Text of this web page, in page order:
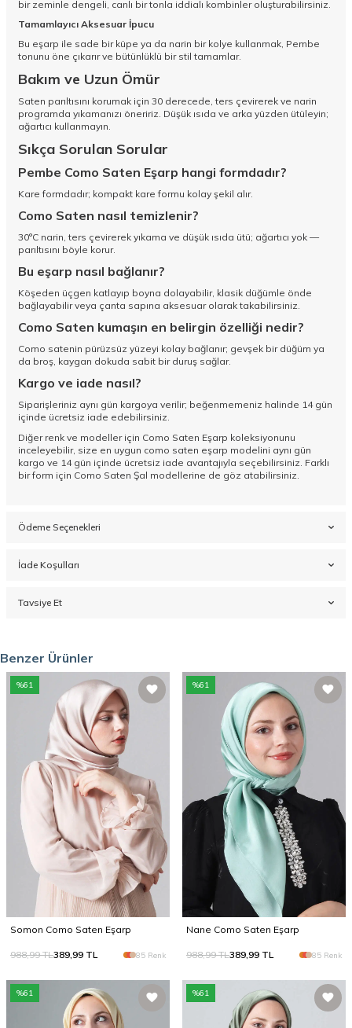
bir zeminle dengeli, canlı bir tonla iddialı kombinler oluşturabilirsiniz.
Tamamlayıcı Aksesuar İpucu
Bu eşarp ile sade bir küpe ya da narin bir kolye kullanmak, Pembe
tonunu öne çıkarır ve bütünlüklü bir stil tamamlar.
Bakım ve Uzun Ömür
Saten parıltısını korumak için 30 derecede, ters çevirerek ve narin
programda yıkamanızı öneririz. Düşük ısıda ve arka yüzden ütüleyin;
ağartıcı kullanmayın.
Sıkça Sorulan Sorular
Pembe Como Saten Eşarp hangi formdadır?
Kare formdadır; kompakt kare formu kolay şekil alır.
Como Saten nasıl temizlenir?
30°C narin, ters çevirerek yıkama ve düşük ısıda ütü; ağartıcı yok —
parıltısını böyle korur.
Bu eşarp nasıl bağlanır?
Köşeden üçgen katlayıp boyna dolayabilir, klasik düğümle önde
bağlayabilir veya çanta sapına aksesuar olarak takabilirsiniz.
Como Saten kumaşın en belirgin özelliği nedir?
Como satenin pürüzsüz yüzeyi kolay bağlanır; gevşek bir düğüm ya
da broş, kaygan dokuda sabit bir duruş sağlar.
Kargo ve iade nasıl?
Siparişleriniz aynı gün kargoya verilir; beğenmemeniz halinde 14 gün
içinde ücretsiz iade edebilirsiniz.
Diğer renk ve modeller için Como Saten Eşarp koleksiyonunu
inceleyebilir, size en uygun como saten eşarp modelini aynı gün
kargo ve 14 gün içinde ücretsiz iade avantajıyla seçebilirsiniz. Farklı
bir form için Como Saten Şal modellerine de göz atabilirsiniz.
Ödeme Seçenekleri
İade Koşulları
Tavsiye Et
Benzer Ürünler
%61
Somon Como Saten Eşarp
988,99TL389,99 TL 85 Renk
%61
Nane Como Saten Eşarp
988,99TL389,99 TL 85 Renk
%61 %61